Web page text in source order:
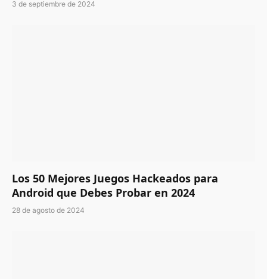
3 de septiembre de 2024
Los 50 Mejores Juegos Hackeados para
Android que Debes Probar en 2024
28 de agosto de 2024